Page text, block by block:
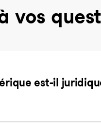
vos
est-il